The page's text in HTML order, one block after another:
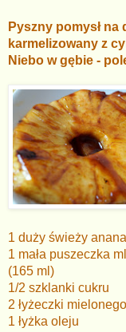
Pyszny pomysł
karmelizowany z
Niebo w gębie -
1 duży świeży
1 mała puszeczka
(165 ml)
1/2 szklanki cukru
2 łyżeczki
1 łyżka oleju